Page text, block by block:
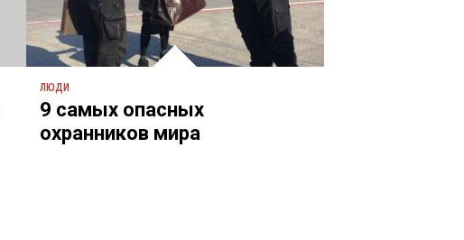
ЛЮДИ
9 самых опасных
охранников мира